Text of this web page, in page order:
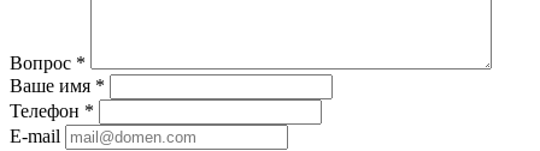
Вопрос *
Ваше имя *
Телефон *
E-mail